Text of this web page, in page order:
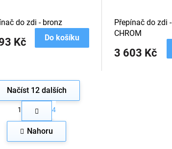
Kč Do košíku
do zdi - bronz
3 603 Kč
Přepínač do zdi
CHROM
O
v
l
á
Načíst 12 dalších
S
t
r
á
1 4
Nahoru